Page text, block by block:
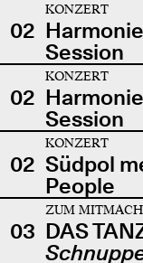
02
KONZERT
Session
02
KONZERT
Session
02
KONZERT
Südpol
People
03
ZUM
DAS